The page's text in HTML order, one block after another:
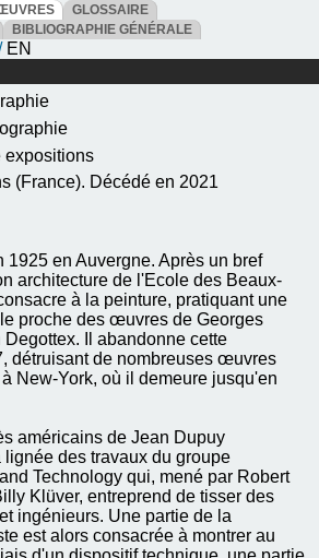
GLOSSAIRE
BIBLIOGRAPHIE GÉNÉRALE
EN